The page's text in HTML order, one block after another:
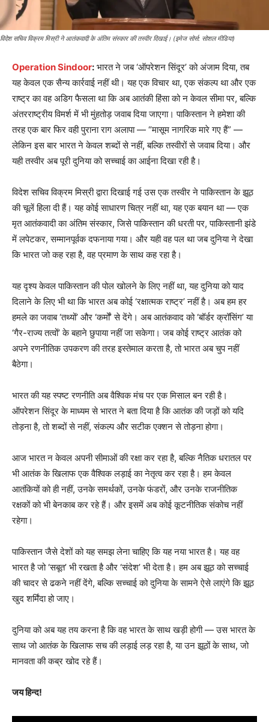
विदेश सचिव विक्रम मिस्री ने आतंकवादी के अंतिम संस्कार की तस्वीर दिखाई। (इमेज सोर्स: सोशल मीडिया)
Operation Sindoor: भारत ने जब ‘ऑपरेशन सिंदूर’ को अंजाम दिया, तब
यह केवल एक सैन्य कार्रवाई नहीं थी। यह एक विचार था, एक संकल्प था और एक
राष्ट्र का वह अडिग फैसला था कि अब आतंकी हिंसा को न केवल सीमा पर, बल्कि
अंतरराष्ट्रीय विमर्श में भी मुंहतोड़ जवाब दिया जाएगा। पाकिस्तान ने हमेशा की
तरह एक बार फिर वही पुराना राग अलापा — “मासूम नागरिक मारे गए हैं” —
लेकिन इस बार भारत ने केवल शब्दों से नहीं, बल्कि तस्वीरों से जवाब दिया। और
यही तस्वीर अब पूरी दुनिया को सच्चाई का आईना दिखा रही है।
विदेश सचिव विक्रम मिस्री द्वारा दिखाई गई उस एक तस्वीर ने पाकिस्तान के झूठ
की चूलें हिला दी हैं। यह कोई साधारण चित्र नहीं था, यह एक बयान था — एक
मृत आतंकवादी का अंतिम संस्कार, जिसे पाकिस्तान की धरती पर, पाकिस्तानी झंडे
में लपेटकर, सम्मानपूर्वक दफनाया गया। और यही वह पल था जब दुनिया ने देखा
कि भारत जो कह रहा है, वह प्रमाण के साथ कह रहा है।
यह दृश्य केवल पाकिस्तान की पोल खोलने के लिए नहीं था, यह दुनिया को याद
दिलाने के लिए भी था कि भारत अब कोई ‘रक्षात्मक राष्ट्र’ नहीं है। अब हम हर
हमले का जवाब ‘तथ्यों’ और ‘कर्मों’ से देंगे। अब आतंकवाद को ‘बॉर्डर क्रॉसिंग’ या
‘गैर-राज्य तत्वों’ के बहाने छुपाया नहीं जा सकेगा। जब कोई राष्ट्र आतंक को
अपने रणनीतिक उपकरण की तरह इस्तेमाल करता है, तो भारत अब चुप नहीं
बैठेगा।
भारत की यह स्पष्ट रणनीति अब वैश्विक मंच पर एक मिसाल बन रही है।
ऑपरेशन सिंदूर के माध्यम से भारत ने बता दिया है कि आतंक की जड़ों को यदि
तोड़ना है, तो शब्दों से नहीं, संकल्प और सटीक एक्शन से तोड़ना होगा।
आज भारत न केवल अपनी सीमाओं की रक्षा कर रहा है, बल्कि नैतिक धरातल पर
भी आतंक के खिलाफ एक वैश्विक लड़ाई का नेतृत्व कर रहा है। हम केवल
आतंकियों को ही नहीं, उनके समर्थकों, उनके फंडरों, और उनके राजनीतिक
रक्षकों को भी बेनकाब कर रहे हैं। और इसमें अब कोई कूटनीतिक संकोच नहीं
रहेगा।
पाकिस्तान जैसे देशों को यह समझ लेना चाहिए कि यह नया भारत है। यह वह
भारत है जो ‘सबूत’ भी रखता है और ‘संदेश’ भी देता है। हम अब झूठ को सच्चाई
की चादर से ढकने नहीं देंगे, बल्कि सच्चाई को दुनिया के सामने ऐसे लाएंगे कि झूठ
खुद शर्मिंदा हो जाए।
दुनिया को अब यह तय करना है कि वह भारत के साथ खड़ी होगी — उस भारत के
साथ जो आतंक के खिलाफ सच की लड़ाई लड़ रहा है, या उन झूठों के साथ, जो
मानवता की कब्र खोद रहे हैं।
जय हिन्द!